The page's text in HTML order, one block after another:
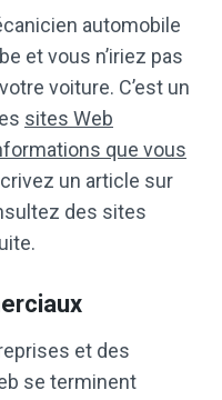
automobile
et vous n’iriez pas
voiture. C’est un
sites Web
que vous
un article sur
des sites
et des
se terminent